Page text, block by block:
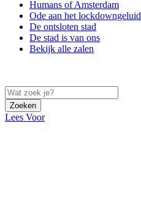
Humans of Amsterdam
Ode aan het lockdowngeluid
De ontsloten stad
De stad is van ons
Bekijk alle zalen
Zoeken
Lees Voor